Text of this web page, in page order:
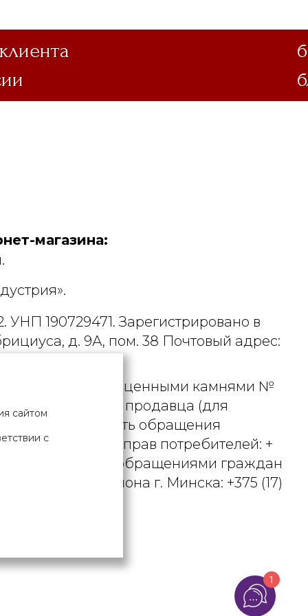
магазина:
190729471. Зарегистрировано в
д. 9А, пом. 38 Почтовый адрес:
и драгоценными камнями №
телефона продавца (для
рассматривать обращения
о защите прав потребителей: +
по работе с обращениями граждан
района г. Минска: +375 (17)
сайтом
с
1